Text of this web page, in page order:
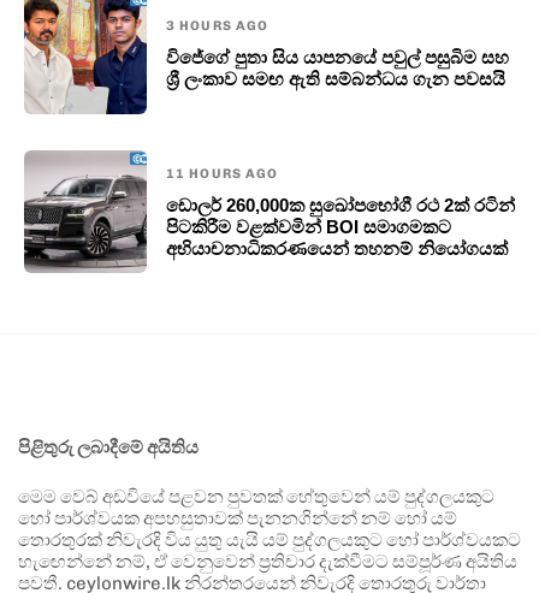
3 HOURS AGO
විජේගේ පුතා සිය යාපනයේ පවුල් පසුබිම සහ
ශ්‍රී ලංකාව සමඟ ඇති සම්බන්ධය ගැන පවසයි
11 HOURS AGO
ඩොලර් 260,000ක සුඛෝපභෝගී රථ 2ක් රටින්
පිටකිරීම වළක්වමින් BOI සමාගමකට
අභියාචනාධිකරණයෙන් තහනම් නියෝගයක්
පිළිතුරු ලබාදීමේ අයිතිය
මෙම වෙබ් අඩවියේ පළවන පුවතක් හේතුවෙන් යම් පුද්ගලයකුට
හෝ පාර්ශ්වයක අපහසුතාවක් පැනනගින්නේ නම් හෝ යම්
තොරතුරක් නිවැරදි විය යුතු යැයි යම් පුද්ගලයකුට හෝ පාර්ශ්වයකට
හැඟෙන්නේ නම්, ඒ වෙනුවෙන් ප්‍රතිචාර දැක්වීමට සම්පූර්ණ අයිතිය
පවතී. ceylonwire.lk නිරන්තරයෙන් නිවැරදි තොරතුරු වාර්තා